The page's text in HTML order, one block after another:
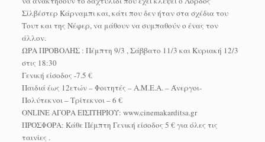
Σίλβέστερ Κάρναμπι και, κάτι που δεν ήταν στα σχέδια του
Τουτ και της Νέφερ, να μάθουν να συμπαθούν ο ένας τον
άλλον.
ΩΡΑ ΠΡΟΒΟΛΗΣ : Πέμπτη 9/3 , Σάββατο 11/3 και Κυριακή 12/3
στις 18:30
Γενική είσοδος -7.5 €
Παιδιά έως 12ετών – Φοιτητές – Α.Μ.Ε.Α. – Άνεργοι-
Πολύτεκνοι – Τρίτεκνοι – 6 €
ONLINE ΑΓΟΡΑ ΕΙΣΙΤΗΡΙΟΥ: www.cinemakarditsa.gr
ΠΡΟΣΦΟΡΑ: Κάθε Πέμπτη Γενική είσοδος 5 € για όλες τις
ταινίες .